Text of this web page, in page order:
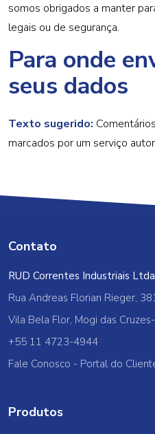
somos obrigados a manter
legais ou de segurança.
Para onde
seus dados
Texto sugerido:
marcados por um serviço
Contato
RUD Correntes Industriais
Rua Andreas Florian Rieger,
Vila Bela Flor, Mogi das
+55 11 4723-4944
Fale Conosco - Portal do
Produtos